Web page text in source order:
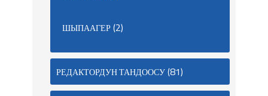
ШЫПААГЕР(2)
РЕДАКТОРДУН ТАНДООСУ(81)